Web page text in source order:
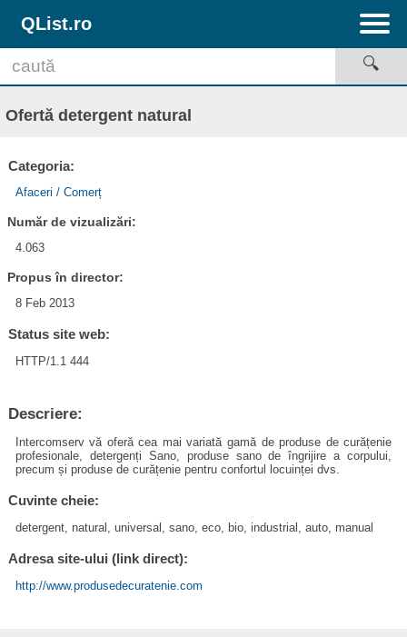
QList.ro
Ofertă detergent natural
Categoria:
Afaceri / Comerț
Număr de vizualizări:
4.063
Propus în director:
8 Feb 2013
Status site web:
HTTP/1.1 444
Descriere:
Intercomserv vă oferă cea mai variată gamă de produse de curățenie
profesionale, detergenți Sano, produse sano de îngrijire a corpului,
precum și produse de curățenie pentru confortul locuinței dvs.
Cuvinte cheie:
detergent, natural, universal, sano, eco, bio, industrial, auto, manual
Adresa site-ului (link direct):
http://www.produsedecuratenie.com